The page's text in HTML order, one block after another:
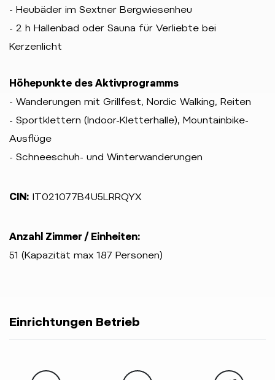
- Heubäder im Sextner Bergwiesenheu
- 2 h Hallenbad oder Sauna für Verliebte bei
Kerzenlicht
Höhepunkte des Aktivprogramms
- Wanderungen mit Grillfest, Nordic Walking, Reiten
- Sportklettern (Indoor-Kletterhalle), Mountainbike-
Ausflüge
- Schneeschuh- und Winterwanderungen
CIN: IT021077B4U5LRRQYX
Anzahl Zimmer / Einheiten:
51 (Kapazität max 187 Personen)
Einrichtungen Betrieb